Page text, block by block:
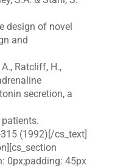
design of novel
and
Ratcliff, H.,
secretion, a
(1992)[/cs_text]
0px;padding: 45px